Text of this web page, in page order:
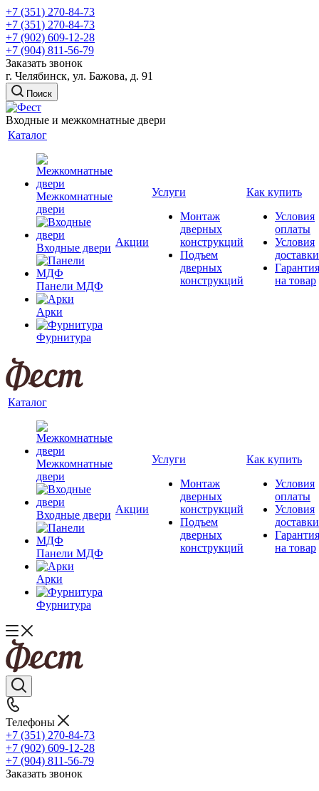
+7 (351) 270-84-73
+7 (351) 270-84-73
+7 (902) 609-12-28
+7 (904) 811-56-79
Заказать звонок
г. Челябинск, ул. Бажова, д. 91
Поиск
Входные и межкомнатные двери
Каталог
Межкомнатные
двери
Входные двери
Панели МДФ
Арки
Фурнитура
Акции
Услуги
Монтаж
дверных
конструкций
Подъем
дверных
конструкций
Как купить
Условия
оплаты
Условия
доставки
Гарантия
на товар
Каталог
Межкомнатные
двери
Входные двери
Панели МДФ
Арки
Фурнитура
Акции
Услуги
Монтаж
дверных
конструкций
Подъем
дверных
конструкций
Как купить
Условия
оплаты
Условия
доставки
Гарантия
на товар
Телефоны
+7 (351) 270-84-73
+7 (902) 609-12-28
+7 (904) 811-56-79
Заказать звонок